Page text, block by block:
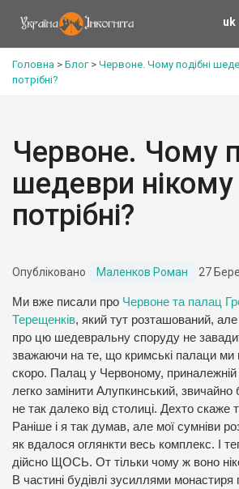
uk
Головна > Блог> Червоне. Чому подібні
потрібні?
Червоне. Чому
шедеври нікому
потрібні?
Опубліковано Маленков Роман 27
Ми вже писали про Червоне та палац
Терещенків, який тут розташований,
про цю шедевральну споруду не
зважаючи на те, що кримські палаци ми
скоро. Палац у Червоному, приналежній
легко замінити Алупкинський, звичайно
не так далеко від столиці. Дехто скаже
Раніше і я так думав, але мої сумніви
як вдалося оглянкти весь комплекс. І
дійсно ЩОСЬ. От тільки чому ж воно
В частині будівлі зусиллями